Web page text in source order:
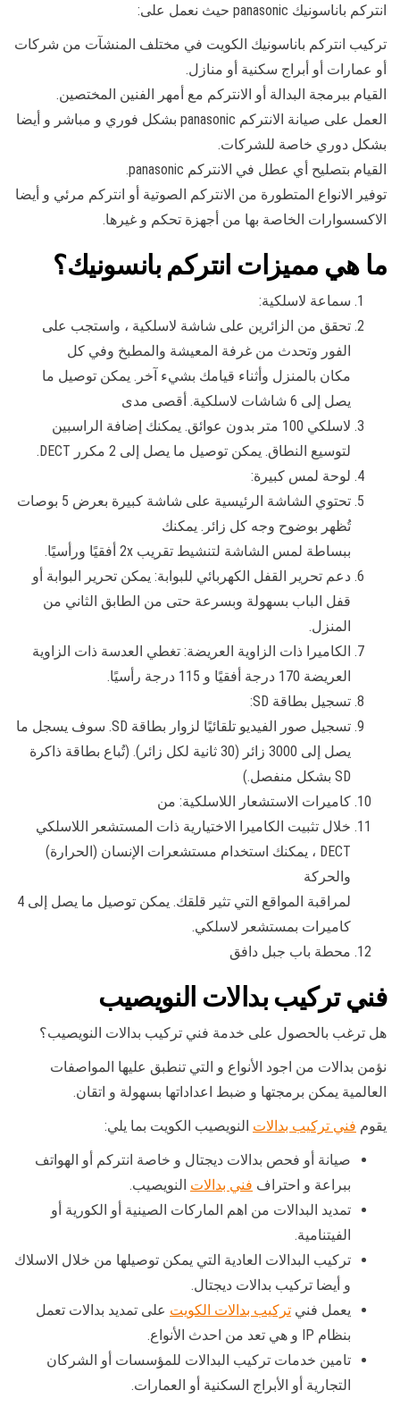
انتركم باناسونيك panasonic حيث نعمل على:
تركيب انتركم باناسونيك الكويت في مختلف المنشآت من شركات
أو عمارات أو أبراج سكنية أو منازل.
القيام ببرمجة البدالة أو الانتركم مع أمهر الفنين المختصين.
العمل على صيانة الانتركم panasonic بشكل فوري و مباشر و أيضا
بشكل دوري خاصة للشركات.
القيام بتصليح أي عطل في الانتركم panasonic.
توفير الانواع المتطورة من الانتركم الصوتية أو انتركم مرئي و أيضا
الاكسسوارات الخاصة بها من أجهزة تحكم و غيرها.
ما هي مميزات انتركم بانسونيك؟
سماعة لاسلكية:
تحقق من الزائرين على شاشة لاسلكية ، واستجب على
الفور وتحدث من غرفة المعيشة والمطبخ وفي كل
مكان بالمنزل وأثناء قيامك بشيء آخر. يمكن توصيل ما
يصل إلى 6 شاشات لاسلكية. أقصى مدى
لاسلكي 100 متر بدون عوائق. يمكنك إضافة الراسبين
لتوسيع النطاق. يمكن توصيل ما يصل إلى 2 مكرر DECT.
لوحة لمس كبيرة:
تحتوي الشاشة الرئيسية على شاشة كبيرة بعرض 5 بوصات
تُظهر بوضوح وجه كل زائر. يمكنك
ببساطة لمس الشاشة لتنشيط تقريب 2x أفقيًا ورأسيًا.
دعم تحرير القفل الكهربائي للبوابة: يمكن تحرير البوابة أو
قفل الباب بسهولة وبسرعة حتى من الطابق الثاني من
المنزل.
الكاميرا ذات الزاوية العريضة: تغطي العدسة ذات الزاوية
العريضة 170 درجة أفقيًا و 115 درجة رأسيًا.
تسجيل بطاقة SD:
تسجيل صور الفيديو تلقائيًا لزوار بطاقة SD. سوف يسجل ما
يصل إلى 3000 زائر (30 ثانية لكل زائر). (تُباع بطاقة ذاكرة
SD بشكل منفصل.)
كاميرات الاستشعار اللاسلكية: من
خلال تثبيت الكاميرا الاختيارية ذات المستشعر اللاسلكي
DECT ، يمكنك استخدام مستشعرات الإنسان (الحرارة)
والحركة
لمراقبة المواقع التي تثير قلقك. يمكن توصيل ما يصل إلى 4
كاميرات بمستشعر لاسلكي.
محطة باب جبل دافق
فني تركيب بدالات النويصيب
هل ترغب بالحصول على خدمة فني تركيب بدالات النويصيب؟
نؤمن بدالات من اجود الأنواع و التي تنطبق عليها المواصفات
العالمية يمكن برمجتها و ضبط اعداداتها بسهولة و اتقان.
يقوم فني تركيب بدالات النويصيب الكويت بما يلي:
صيانة أو فحص بدالات ديجتال و خاصة انتركم أو الهواتف
ببراعة و احتراف فني بدالات النويصيب.
تمديد البدالات من اهم الماركات الصينية أو الكورية أو
الفيتنامية.
تركيب البدالات العادية التي يمكن توصيلها من خلال الاسلاك
و أيضا تركيب بدالات ديجتال.
يعمل فني تركيب بدالات الكويت على تمديد بدالات تعمل
بنظام IP و هي تعد من احدث الأنواع.
تامين خدمات تركيب البدالات للمؤسسات أو الشركان
التجارية أو الأبراج السكنية أو العمارات.